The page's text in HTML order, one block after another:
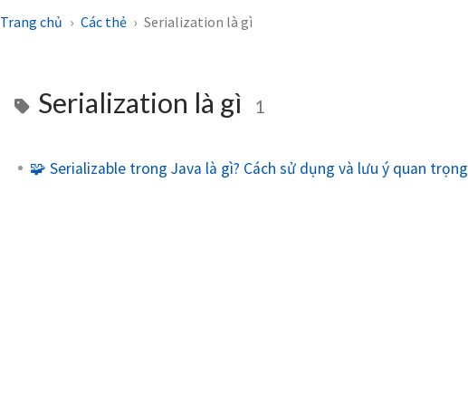
Trang chủ Các thẻ Serialization là gì
Serialization là gì 1
🧩 Serializable trong Java là gì? Cách sử dụng và lưu ý quan trọng